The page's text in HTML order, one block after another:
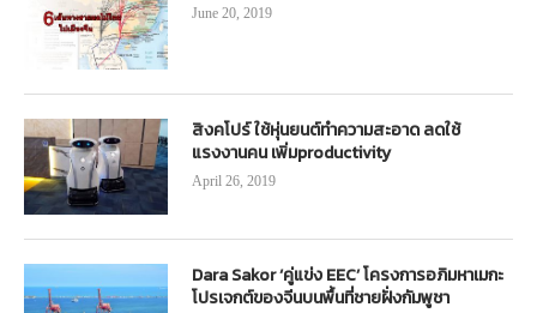
June 20, 2019
สิงคโปร์ ใช้หุ่นยนต์ทำความสะอาด ลดใช้
แรงงานคน เพิ่มproductivity
April 26, 2019
Dara Sakor ‘คู่แข่ง EEC’ โครงการอภิมหาเมกะ
โปรเจกต์ของจีนบนพื้นที่ชายฝั่งกัมพูชา